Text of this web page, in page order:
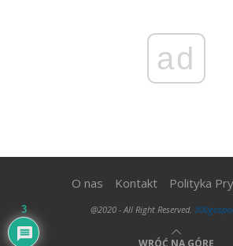
ad
O nas Kontakt Polityka
@2020 - All Right Reserved.
3